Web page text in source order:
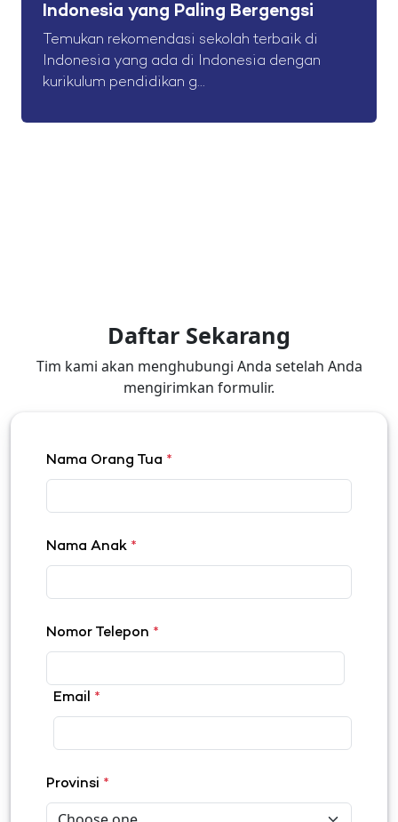
Indonesia yang Paling Bergengsi
Temukan rekomendasi sekolah terbaik di
Indonesia yang ada di Indonesia dengan
kurikulum pendidikan g...
Daftar Sekarang
Tim kami akan menghubungi Anda setelah Anda
mengirimkan formulir.
Nama Orang Tua *
Nama Anak *
Nomor Telepon *
Email *
Provinsi *